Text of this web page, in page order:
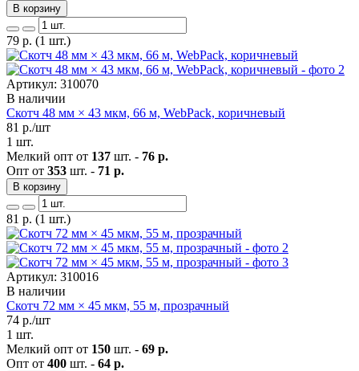
В корзину
79 р. (1 шт.)
Артикул: 310070
В наличии
Скотч 48 мм × 43 мкм, 66 м, WebPack, коричневый
81 р./шт
1 шт.
Мелкий опт от 137 шт. - 76 р.
Опт от 353 шт. - 71 р.
В корзину
81 р. (1 шт.)
Артикул: 310016
В наличии
Скотч 72 мм × 45 мкм, 55 м, прозрачный
74 р./шт
1 шт.
Мелкий опт от 150 шт. - 69 р.
Опт от 400 шт. - 64 р.